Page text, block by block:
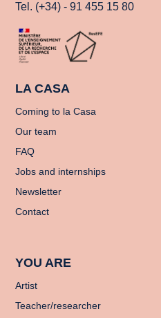
Tel. (+34) - 91 455 15 80
LA CASA
Coming to la Casa
Our team
FAQ
Jobs and internships
Newsletter
Contact
YOU ARE
Artist
Teacher/researcher